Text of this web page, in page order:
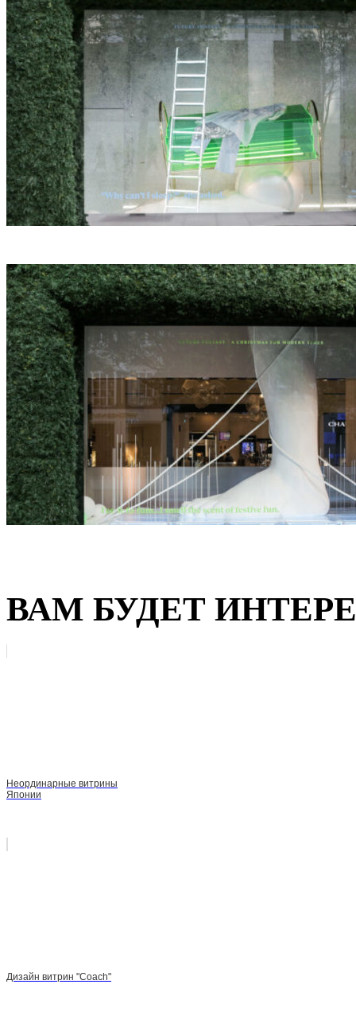
ВАМ БУДЕТ
Неординарные витрины
Японии
Дизайн витрин "Coach"